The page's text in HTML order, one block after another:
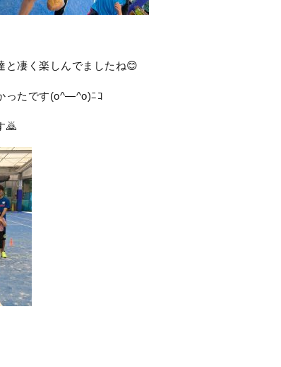
と凄く楽しんでましたね😊
ったです(o^―^o)ﾆｺ
🙇